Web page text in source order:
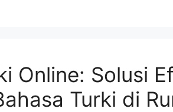
Online: Solusi
Turki di